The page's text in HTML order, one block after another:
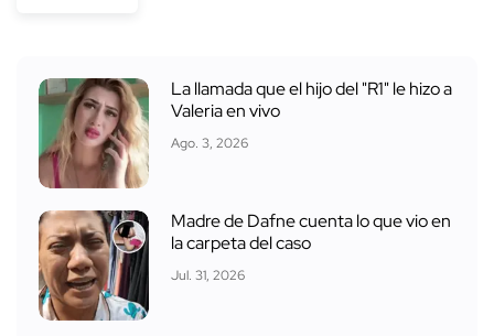
La llamada que el hijo del "R1" le hizo a
Valeria en vivo
Ago. 3, 2026
Madre de Dafne cuenta lo que vio en
la carpeta del caso
Jul. 31, 2026